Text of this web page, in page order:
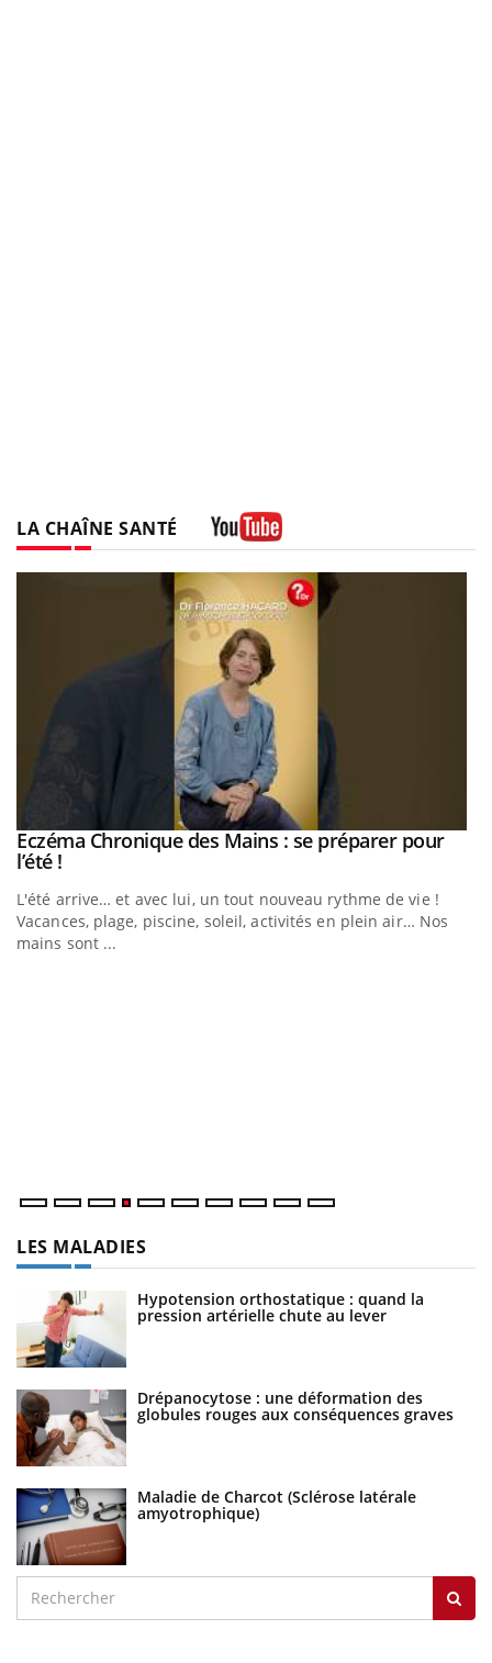
LA CHAÎNE SANTÉ
Youtube
Eczéma Chronique des Mains : se préparer pour
l’été !Youtube
L'été arrive… et avec lui, un tout nouveau rythme de vie !
Vacances, plage, piscine, soleil, activités en plein air… Nos
mains sont ...
LES MALADIES
Hypotension orthostatique : quand la
pression artérielle chute au lever
Drépanocytose : une déformation des
globules rouges aux conséquences graves
Maladie de Charcot (Sclérose latérale
amyotrophique)